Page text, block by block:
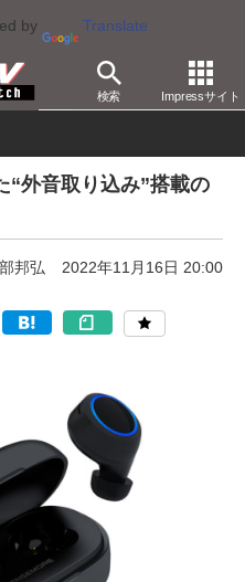
by Translate
検索 Impressサイト
その他
“外音取り込み”搭載の
邦弘 2022年11月16日 20:00